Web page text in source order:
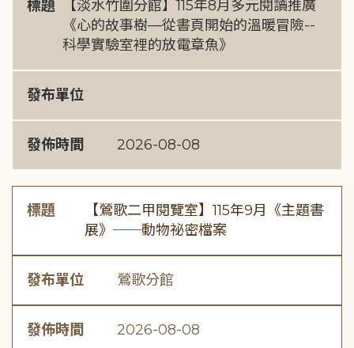
標題
【淡水竹圍分館】115年8月多元閱讀推廣
《心的故事樹—從書頁開始的溫暖冒險--
科學實驗室裡的放電章魚》
發布單位
發佈時間 2026-08-08
標題
【鶯歌二甲閱覽室】115年9月《主題書
展》──動物祕密檔案
發布單位 鶯歌分館
發佈時間 2026-08-08